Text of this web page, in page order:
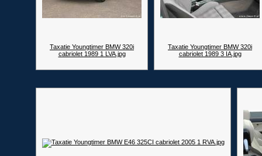
Taxatie Youngtimer BMW 320i
cabriolet 1989 1 LVA.jpg
Taxatie Youngtimer BMW 320i
cabriolet 1989 3 IA.jpg